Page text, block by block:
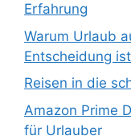
Erfahrung
Warum Urlaub
Entscheidung ist
Reisen in die
Amazon Prime
für Urlauber